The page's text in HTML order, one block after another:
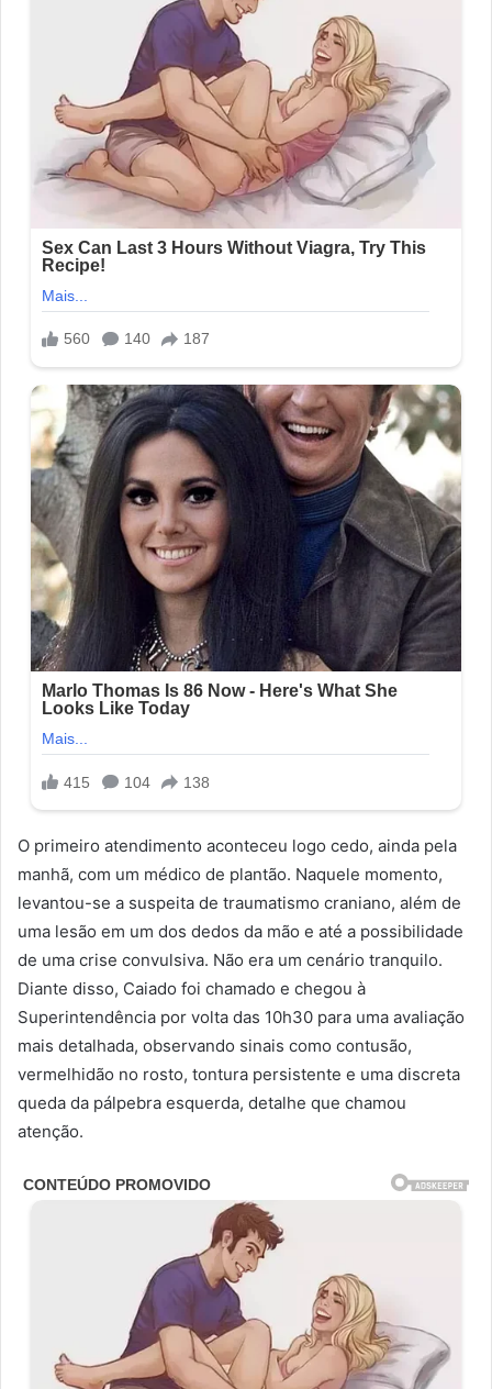
O primeiro atendimento aconteceu logo cedo, ainda pela
manhã, com um médico de plantão. Naquele momento,
levantou-se a suspeita de traumatismo craniano, além de
uma lesão em um dos dedos da mão e até a possibilidade
de uma crise convulsiva. Não era um cenário tranquilo.
Diante disso, Caiado foi chamado e chegou à
Superintendência por volta das 10h30 para uma avaliação
mais detalhada, observando sinais como contusão,
vermelhidão no rosto, tontura persistente e uma discreta
queda da pálpebra esquerda, detalhe que chamou
atenção.